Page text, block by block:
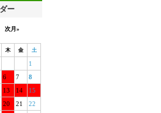
ー
次月»
木 金 土
1
6 7
8
13 14
15
20 21
22